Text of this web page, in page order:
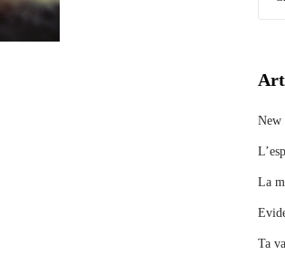
New
La
Ta